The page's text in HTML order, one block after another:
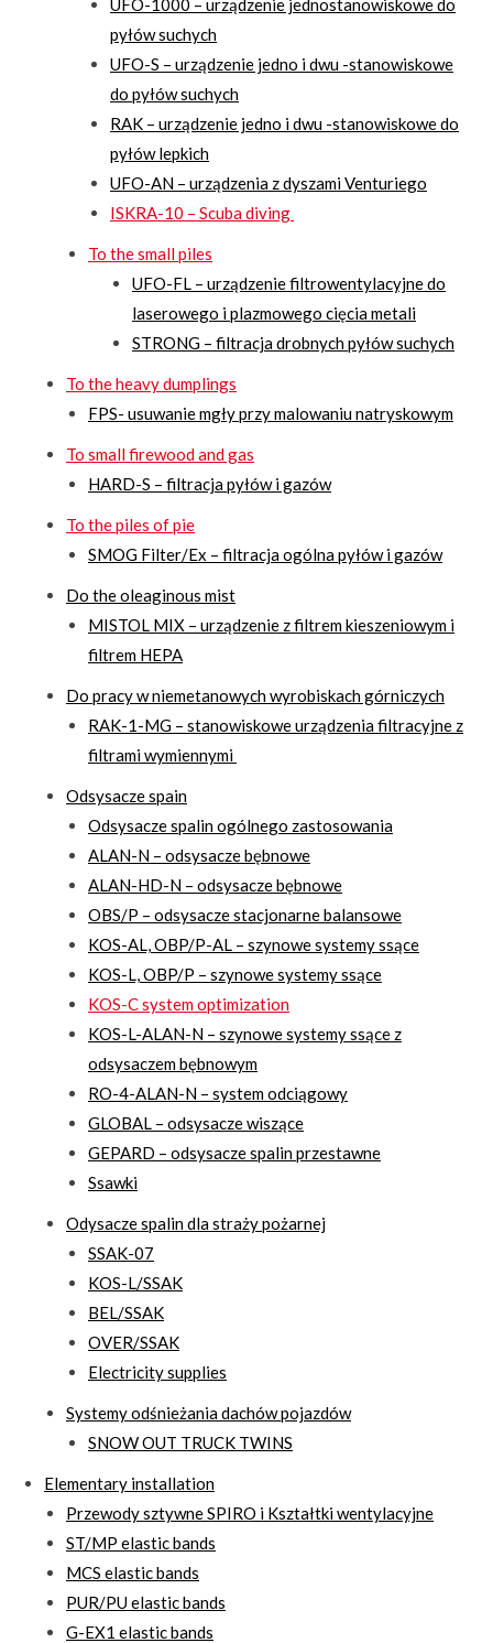
pyłów suchych
UFO-S – urządzenie jedno i dwu -stanowiskowe
do pyłów suchych
RAK – urządzenie jedno i dwu -stanowiskowe do
pyłów lepkich
UFO-AN – urządzenia z dyszami Venturiego
ISKRA-10 – Scuba diving
To the small piles
UFO-FL – urządzenie filtrowentylacyjne do
laserowego i plazmowego cięcia metali
STRONG – filtracja drobnych pyłów suchych
To the heavy dumplings
FPS- usuwanie mgły przy malowaniu natryskowym
To small firewood and gas
HARD-S – filtracja pyłów i gazów
To the piles of pie
SMOG Filter/Ex – filtracja ogólna pyłów i gazów
Do the oleaginous mist
MISTOL MIX – urządzenie z filtrem kieszeniowym i
filtrem HEPA
Do pracy w niemetanowych wyrobiskach górniczych
RAK-1-MG – stanowiskowe urządzenia filtracyjne z
filtrami wymiennymi
Odsysacze spain
Odsysacze spalin ogólnego zastosowania
ALAN-N – odsysacze bębnowe
ALAN-HD-N – odsysacze bębnowe
OBS/P – odsysacze stacjonarne balansowe
KOS-AL, OBP/P-AL – szynowe systemy ssące
KOS-L, OBP/P – szynowe systemy ssące
KOS-C system optimization
KOS-L-ALAN-N – szynowe systemy ssące z
odsysaczem bębnowym
RO-4-ALAN-N – system odciągowy
GLOBAL – odsysacze wiszące
GEPARD – odsysacze spalin przestawne
Ssawki
Odysacze spalin dla straży pożarnej
SSAK-07
KOS-L/SSAK
BEL/SSAK
OVER/SSAK
Electricity supplies
Systemy odśnieżania dachów pojazdów
SNOW OUT TRUCK TWINS
Elementary installation
Przewody sztywne SPIRO i Kształtki wentylacyjne
ST/MP elastic bands
MCS elastic bands
PUR/PU elastic bands
G-EX1 elastic bands